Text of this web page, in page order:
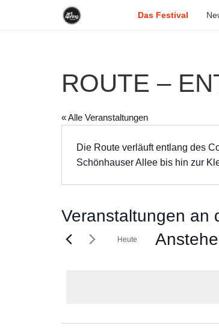
Das Festival
ROUTE –
« Alle Veranstaltungen
Die Route verläuft entlang des
Schönhauser Allee bis hin zur
Veranstaltungen an
Heute